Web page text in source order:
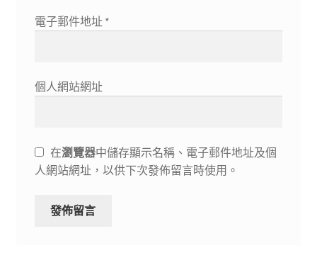
電子郵件地址 *
個人網站網址
在瀏覽器中儲存顯示名稱、電子郵件地址及個
人網站網址，以供下次發佈留言時使用。